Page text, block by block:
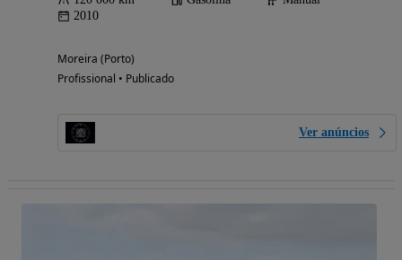
2010
Moreira (Porto)
Profissional • Publicado
Ver anúncios